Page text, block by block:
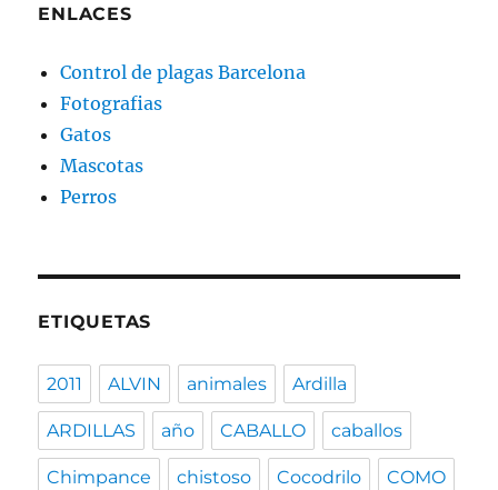
ENLACES
Control de plagas Barcelona
Fotografias
Gatos
Mascotas
Perros
ETIQUETAS
2011 ALVIN animales Ardilla
ARDILLAS año CABALLO caballos
Chimpance chistoso Cocodrilo COMO